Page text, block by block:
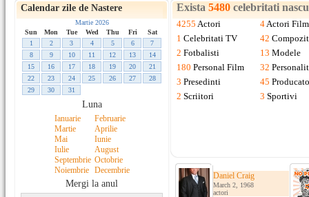
Calendar zile de Nastere
Martie 2026
Sun
Mon Tue Wed Thu Fri
Sat
1
2 3 4 5 6
7
8
9 10 11 12 13
14
15
16 17 18 19 20
21
22
23 24 25 26 27
28
29
30 31
Luna
Ianuarie
Februarie
Martie
Aprilie
Mai
Iunie
Iulie
August
Septembrie Octobrie
Noiembrie
Decembrie
Mergi la anul
Exista 5480 celebritati
4255 Actori 4Actori
1 Celebritati TV 42
2 Fotbalisti 13 Modele
180 Personal Film 32
3 Presedinti 45
2 Scriitori 3 Sportivi
Daniel Craig
March 2, 1968
actori